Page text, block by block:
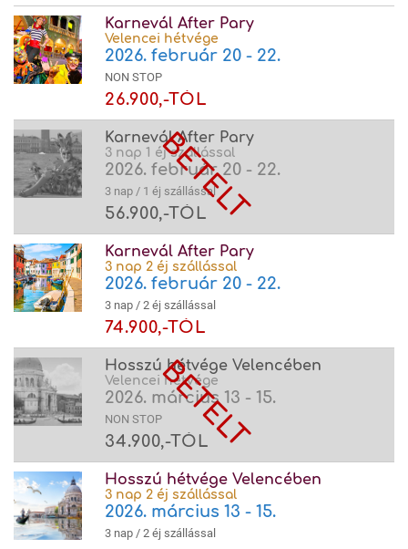
Karnevál After Pary
Velencei hétvége
2026. február 20 - 22.
NON STOP
26.900,-TÓL
Karnevál After Pary
3 nap 1 éj szállással
2026. február 20 - 22.
3 nap / 1 éj szállással
56.900,-TÓL
Karnevál After Pary
3 nap 2 éj szállással
2026. február 20 - 22.
3 nap / 2 éj szállással
74.900,-TÓL
Hosszú hétvége Velencében
Velencei hétvége
2026. március 13 - 15.
NON STOP
34.900,-TÓL
Hosszú hétvége Velencében
3 nap 2 éj szállással
2026. március 13 - 15.
3 nap / 2 éj szállással